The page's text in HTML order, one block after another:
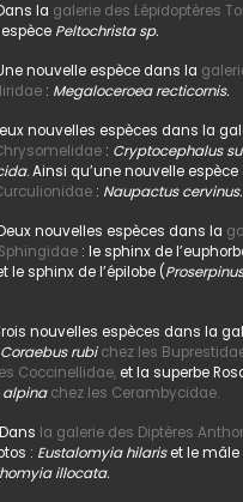
la galerie des Lépidoptères
Peltochrista sp.
nouvelle espèce dans la
: Megaloceroea recticornis.
nouvelles espèces dans la
: Cryptocephalus
. Ainsi qu’une nouvelle espèce
: Naupactus cervinus.
nouvelles espèces dans la
: le sphinx de
le sphinx de l’épilobe (Proserpinus
nouvelles espèces dans la
Coraebus rubi chez les
Coccinellidae,et la superbe
alpina chez les Cerambycidae.
la galerie des Diptères
: Eustalomyia hilariset le mâle
illocata.